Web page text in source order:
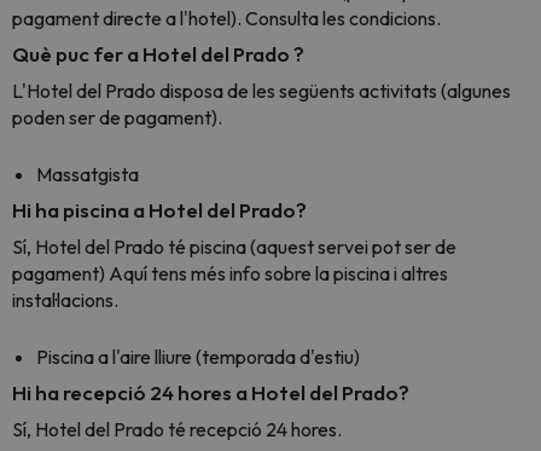
pagament directe a l'hotel). Consulta les condicions.
Què puc fer a Hotel del Prado ?
L'Hotel del Prado disposa de les següents activitats (algunes
poden ser de pagament).
Massatgista
Hi ha piscina a Hotel del Prado?
Sí, Hotel del Prado té piscina (aquest servei pot ser de
pagament) Aquí tens més info sobre la piscina i altres
instal·lacions.
Piscina a l'aire lliure (temporada d'estiu)
Hi ha recepció 24 hores a Hotel del Prado?
Sí, Hotel del Prado té recepció 24 hores.